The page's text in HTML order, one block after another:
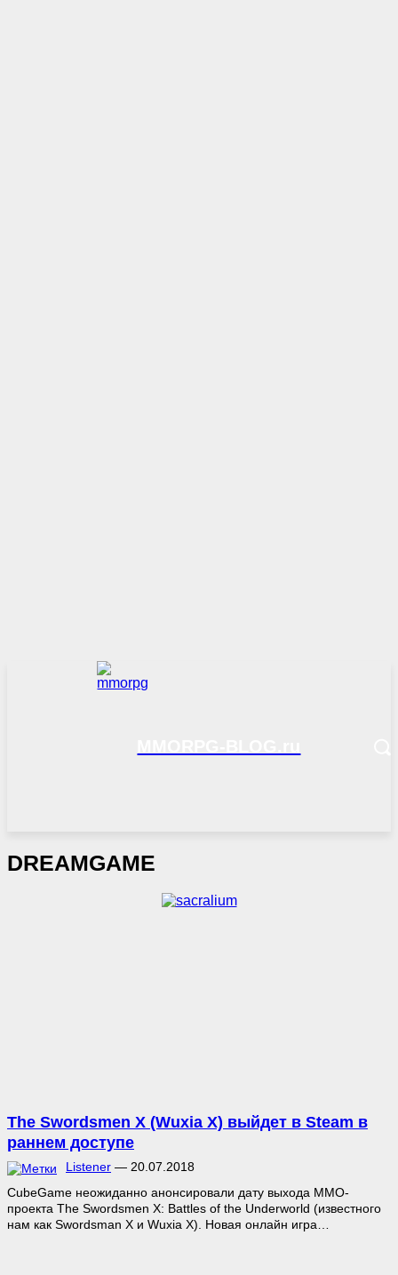
DREAMGAME
The Swordsmen X (Wuxia X) выйдет в Steam в
раннем доступе
Listener — 20.07.2018
CubeGame неожиданно анонсировали дату выхода MMO-
проекта The Swordsmen X: Battles of the Underworld (известного
нам как Swordsman X и Wuxia X). Новая онлайн игра…